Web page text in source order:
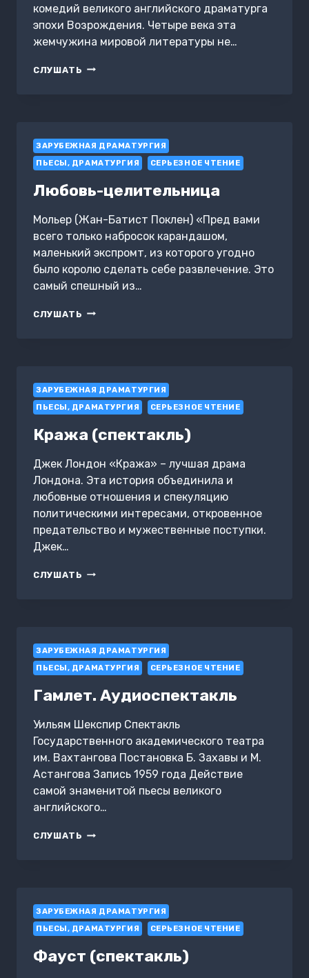
комедий великого английского драматурга
эпохи Возрождения. Четыре века эта
жемчужина мировой литературы не…
СЛУШАТЬ УКРОЩЕНИЕ
ЗАРУБЕЖНАЯ ДРАМАТУРГИЯ
ПЬЕСЫ, ДРАМАТУРГИЯ
СЕРЬЕЗНОЕ ЧТЕНИЕ
Любовь-целительница
Мольер (Жан-Батист Поклен) «Пред вами
всего только набросок карандашом,
маленький экспромт, из которого угодно
было королю сделать себе развлечение. Это
самый спешный из…
СЛУШАТЬ ЛЮБОВЬ-
ЗАРУБЕЖНАЯ ДРАМАТУРГИЯ
ПЬЕСЫ, ДРАМАТУРГИЯ
СЕРЬЕЗНОЕ ЧТЕНИЕ
Кража (спектакль)
Джек Лондон «Кража» – лучшая драма
Лондона. Эта история объединила и
любовные отношения и спекуляцию
политическими интересами, откровенное
предательство и мужественные поступки.
Джек…
СЛУШАТЬ КРАЖА
ЗАРУБЕЖНАЯ ДРАМАТУРГИЯ
ПЬЕСЫ, ДРАМАТУРГИЯ
СЕРЬЕЗНОЕ ЧТЕНИЕ
Гамлет. Аудиоспектакль
Уильям Шекспир Спектакль
Государственного академического театра
им. Вахтангова Постановка Б. Захавы и М.
Астангова Запись 1959 года Действие
самой знаменитой пьесы великого
английского…
СЛУШАТЬ ГАМЛЕТ.
ЗАРУБЕЖНАЯ ДРАМАТУРГИЯ
ПЬЕСЫ, ДРАМАТУРГИЯ
СЕРЬЕЗНОЕ ЧТЕНИЕ
Фауст (спектакль)